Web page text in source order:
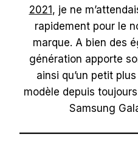
2021 , je ne
rapidement pour le
marque. A bien des
génération apporte
ainsi qu’un petit
modèle depuis
Samsung